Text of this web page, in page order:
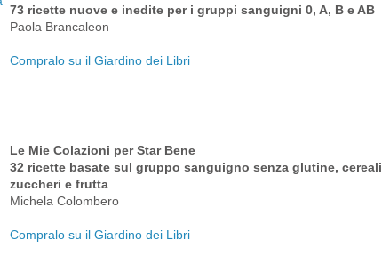
73 ricette nuove e inedite per i gruppi sanguigni 0, A, B e AB
Paola Brancaleon
Compralo su il Giardino dei Libri
Le Mie Colazioni per Star Bene
32 ricette basate sul gruppo sanguigno senza glutine,
zuccheri e frutta
Michela Colombero
Compralo su il Giardino dei Libri